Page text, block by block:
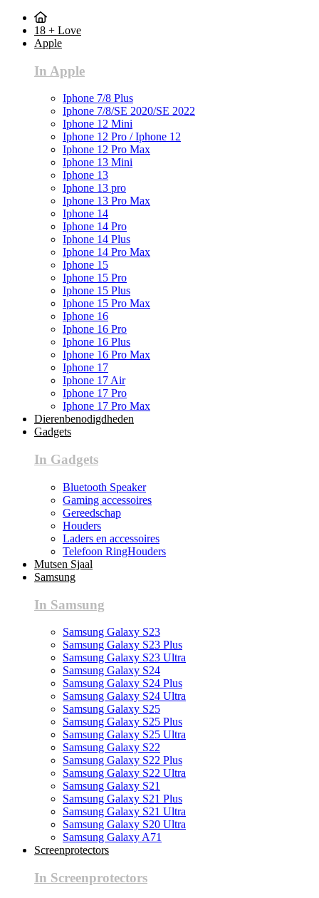
18 + Love
Apple
In Apple
Iphone 7/8 Plus
Iphone 7/8/SE 2020/SE 2022
Iphone 12 Mini
Iphone 12 Pro / Iphone 12
Iphone 12 Pro Max
Iphone 13 Mini
Iphone 13
Iphone 13 pro
Iphone 13 Pro Max
Iphone 14
Iphone 14 Pro
Iphone 14 Plus
Iphone 14 Pro Max
Iphone 15
Iphone 15 Pro
Iphone 15 Plus
Iphone 15 Pro Max
Iphone 16
Iphone 16 Pro
Iphone 16 Plus
Iphone 16 Pro Max
Iphone 17
Iphone 17 Air
Iphone 17 Pro
Iphone 17 Pro Max
Dierenbenodigdheden
Gadgets
In Gadgets
Bluetooth Speaker
Gaming accessoires
Gereedschap
Houders
Laders en accessoires
Telefoon RingHouders
Mutsen Sjaal
Samsung
In Samsung
Samsung Galaxy S23
Samsung Galaxy S23 Plus
Samsung Galaxy S23 Ultra
Samsung Galaxy S24
Samsung Galaxy S24 Plus
Samsung Galaxy S24 Ultra
Samsung Galaxy S25
Samsung Galaxy S25 Plus
Samsung Galaxy S25 Ultra
Samsung Galaxy S22
Samsung Galaxy S22 Plus
Samsung Galaxy S22 Ultra
Samsung Galaxy S21
Samsung Galaxy S21 Plus
Samsung Galaxy S21 Ultra
Samsung Galaxy S20 Ultra
Samsung Galaxy A71
Screenprotectors
In Screenprotectors